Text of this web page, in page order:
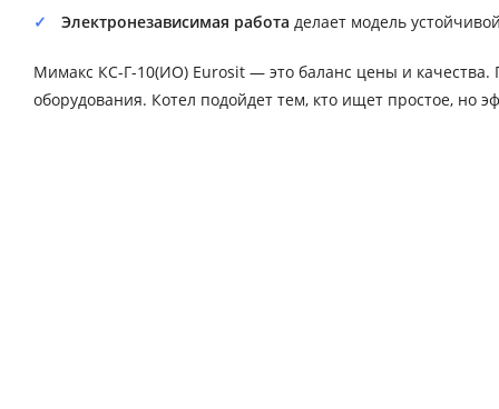
Электронезависимая работа делает модель
Мимакс КС-Г-10(ИО) Eurosit — это баланс цены и качества.
оборудования. Котел подойдет тем, кто ищет простое, но